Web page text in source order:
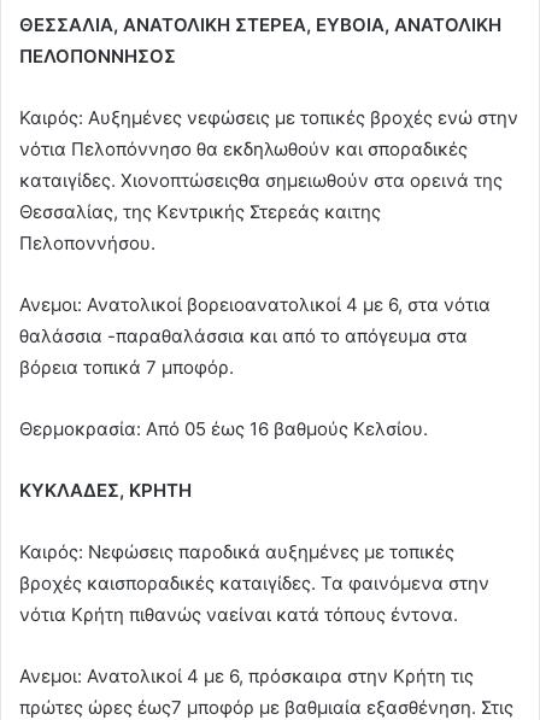
ΘΕΣΣΑΛΙΑ, ΑΝΑΤΟΛΙΚΗ ΣΤΕΡΕΑ, ΕΥΒΟΙΑ, ΑΝΑΤΟΛΙΚΗ
ΠΕΛΟΠΟΝΝΗΣΟΣ
Καιρός: Αυξημένες νεφώσεις με τοπικές βροχές ενώ στην
νότια Πελοπόννησο θα εκδηλωθούν και σποραδικές
καταιγίδες. Χιονοπτώσειςθα σημειωθούν στα ορεινά της
Θεσσαλίας, της Κεντρικής Στερεάς καιτης
Πελοποννήσου.
Ανεμοι: Ανατολικοί βορειοανατολικοί 4 με 6, στα νότια
θαλάσσια -παραθαλάσσια και από το απόγευμα στα
βόρεια τοπικά 7 μποφόρ.
Θερμοκρασία: Από 05 έως 16 βαθμούς Κελσίου.
ΚΥΚΛΑΔΕΣ, ΚΡΗΤΗ
Καιρός: Νεφώσεις παροδικά αυξημένες με τοπικές
βροχές καισποραδικές καταιγίδες. Τα φαινόμενα στην
νότια Κρήτη πιθανώς ναείναι κατά τόπους έντονα.
Ανεμοι: Ανατολικοί 4 με 6, πρόσκαιρα στην Κρήτη τις
πρώτες ώρες έως7 μποφόρ με βαθμιαία εξασθένηση. Στις